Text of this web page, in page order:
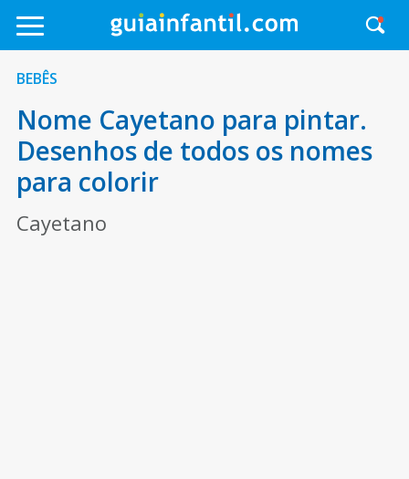
BEBÊS
Nome Cayetano para pintar.
Desenhos de todos os nomes
para colorir
Cayetano